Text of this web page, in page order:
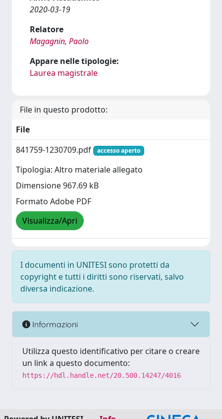
2020-03-19
Relatore
Magagnin, Paolo
Appare nelle tipologie:
Laurea magistrale
File in questo prodotto:
File
841759-1230709.pdf
accesso aperto
Tipologia: Altro materiale allegato
Dimensione 967.69 kB
Formato Adobe PDF
Visualizza/Apri
I documenti in UNITESI sono protetti da
copyright e tutti i diritti sono riservati, salvo
diversa indicazione.
Informazioni
Utilizza questo identificativo per citare o creare
un link a questo documento:
https://hdl.handle.net/20.500.14247/4016